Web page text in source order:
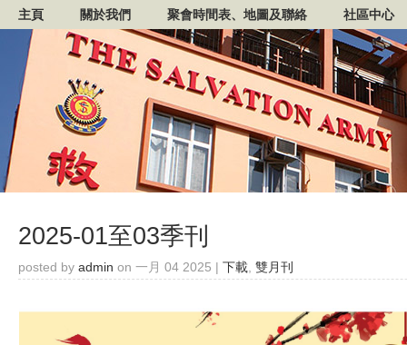
主頁 關於我們 聚會時間表、地圖及聯絡 社區中心
2025-01至03季刊
posted by admin on 一月 04 2025 | 下載, 雙月刊